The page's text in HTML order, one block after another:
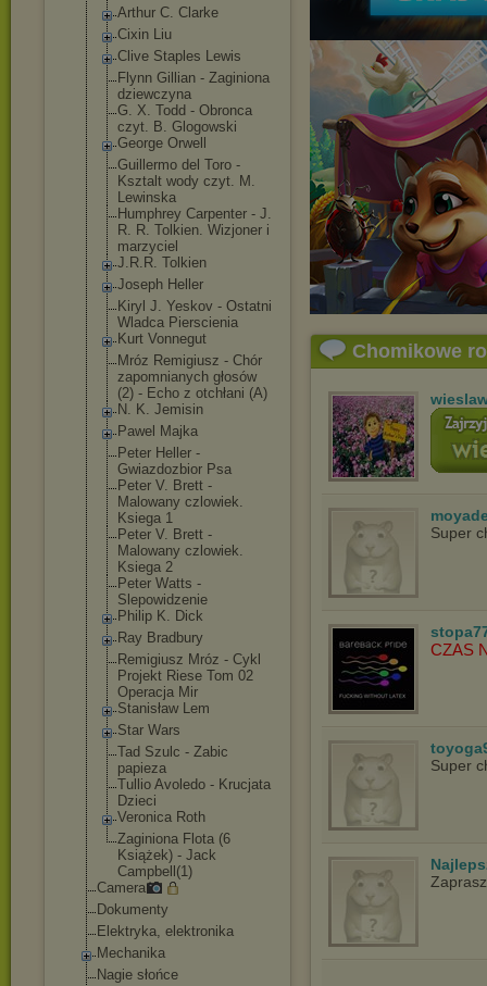
Arthur C. Clarke
Cixin Liu
Clive Staples Lewis
Flynn Gillian - Zaginiona
dziewczyna
G. X. Todd - Obronca
czyt. B. Glogowski
George Orwell
Guillermo del Toro -
Ksztalt wody czyt. M.
Lewinska
Humphrey Carpenter - J.
R. R. Tolkien. Wizjoner i
marzyciel
J.R.R. Tolkien
Joseph Heller
Kiryl J. Yeskov - Ostatni
Wladca Pierscienia
Kurt Vonnegut
Mróz Remigiusz - Chór
zapomnianych głosów
(2) - Echo z otchłani (A)
N. K. Jemisin
Pawel Majka
Peter Heller -
Gwiazdozbior Psa
Peter V. Brett -
Malowany czlowiek.
Ksiega 1
Peter V. Brett -
Malowany czlowiek.
Ksiega 2
Peter Watts -
Slepowidzenie
Philip K. Dick
Ray Bradbury
Remigiusz Mróz - Cykl
Projekt Riese Tom 02
Operacja Mir
Stanisław Lem
Star Wars
Tad Szulc - Zabic
papieza
Tullio Avoledo - Krucjata
Dzieci
Veronica Roth
Zaginiona Flota (6
Książek) - Jack
Campbell(1)
Camera
Dokumenty
Elektryka, elektronika
Mechanika
Nagie słońce
Chomikowe
Super
CZAS
Super